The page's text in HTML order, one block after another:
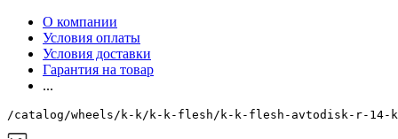
О компании
Условия оплаты
Условия доставки
Гарантия на товар
...
/catalog/wheels/k-k/k-k-flesh/k-k-flesh-avtodisk-r-14-